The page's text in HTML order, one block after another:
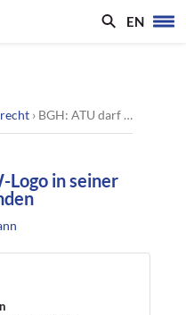
EN
› BGH: ATU darf das VW-Logo in seiner Werbung nicht verwenden
Logo in seiner